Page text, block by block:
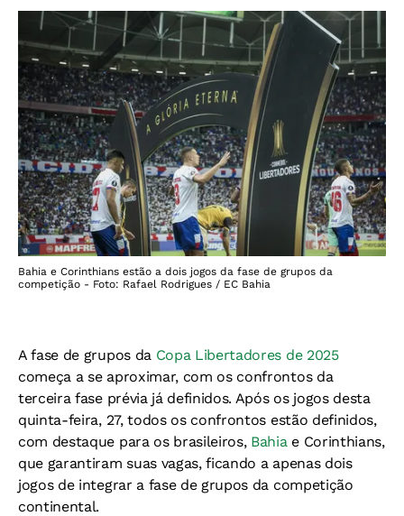
Bahia e Corinthians estão a dois jogos da fase de grupos da
competição - Foto: Rafael Rodrigues / EC Bahia
A fase de grupos da Copa Libertadores de 2025
começa a se aproximar, com os confrontos da
terceira fase prévia já definidos. Após os jogos desta
quinta-feira, 27, todos os confrontos estão definidos,
com destaque para os brasileiros, Bahiae Corinthians,
que garantiram suas vagas, ficando a apenas dois
jogos de integrar a fase de grupos da competição
continental.